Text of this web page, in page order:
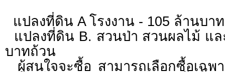
แปลงที่ดิน A โรงงาน - 105 ล้านบา
แปลงที่ดิน B. สวนป่า สวนผลไม้ แ
บาทถ้วน
ผู้สนใจจะซื้อ สามารถเลือกซื้อเฉพ